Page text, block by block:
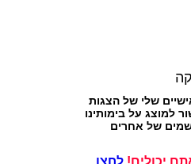
שלי של הצגות
למוצג על בימותינו
של אחרים
יכולים! לחצו